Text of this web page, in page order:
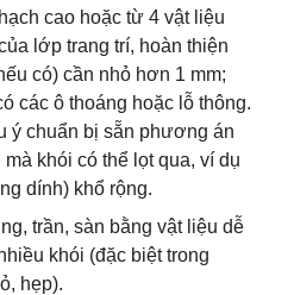
cao hoặc từ 4 vật liệu
lớp trang trí, hoàn thiện
có) cần nhỏ hơn 1 mm;
các ô thoáng hoặc lỗ thông.
ý chuẩn bị sẵn phương án
khói có thể lọt qua, ví dụ
dính) khổ rộng.
trần, sàn bằng vật liệu dễ
khói (đặc biệt trong
hẹp).